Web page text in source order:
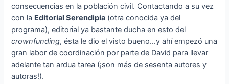
consecuencias en la población civil. Contactando a su vez
con la Editorial Serendipia (otra conocida ya del
programa), editorial ya bastante ducha en esto del
crownfunding, ésta le dio el visto bueno…y ahí empezó una
gran labor de coordinación por parte de David para llevar
adelante tan ardua tarea (¡son más de sesenta autores y
autoras!).